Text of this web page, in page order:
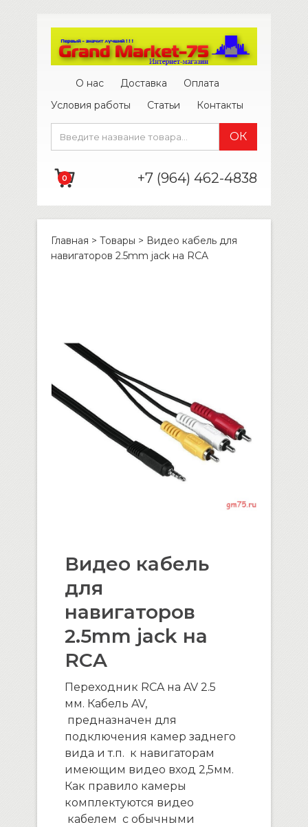
О нас Доставка
Оплата
Условия работы
Статьи Контакты
0 +7 (964) 462-4838
Главная > Товары > Видео кабель для
навигаторов 2.5mm jack на RCA
Видео кабель
для
навигаторов
2.5mm jack на
RCA
Переходник RCA на AV 2.5
мм. Кабель AV,
предназначен для
подключения камер заднего
вида и т.п. к навигаторам
имеющим видео вход 2,5мм.
Как правило камеры
комплектуются видео
кабелем с обычными